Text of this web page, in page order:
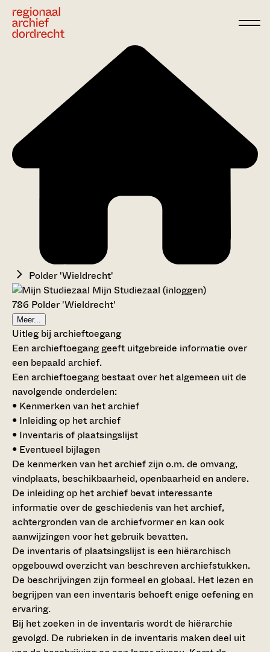
Polder 'Wieldrecht'
Mijn Studiezaal (inloggen)
786 Polder 'Wieldrecht'
Meer...
Uitleg bij archieftoegang
Een archieftoegang geeft uitgebreide informatie over
een bepaald archief.
Een archieftoegang bestaat over het algemeen uit de
navolgende onderdelen:
• Kenmerken van het archief
• Inleiding op het archief
• Inventaris of plaatsingslijst
• Eventueel bijlagen
De kenmerken van het archief zijn o.m. de omvang,
vindplaats, beschikbaarheid, openbaarheid en andere.
De inleiding op het archief bevat interessante
informatie over de geschiedenis van het archief,
achtergronden van de archiefvormer en kan ook
aanwijzingen voor het gebruik bevatten.
De inventaris of plaatsingslijst is een hiërarchisch
opgebouwd overzicht van beschreven archiefstukken.
De beschrijvingen zijn formeel en globaal. Het lezen en
begrijpen van een inventaris behoeft enige oefening en
ervaring.
Bij het zoeken in de inventaris wordt de hiërarchie
gevolgd. De rubrieken in de inventaris maken deel uit